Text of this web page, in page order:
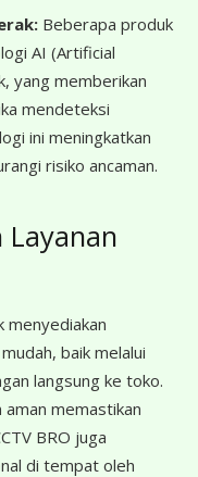
Beberapa produk
AI (Artificial
yang memberikan
mendeteksi
ini meningkatkan
risiko ancaman.
Layanan
menyediakan
baik melalui
langsung ke toko.
memastikan
BRO juga
di tempat oleh